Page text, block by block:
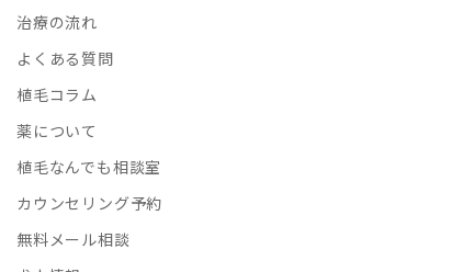
治療の流れ
よくある質問
植毛コラム
薬について
植毛なんでも相談室
カウンセリング予約
無料メール相談